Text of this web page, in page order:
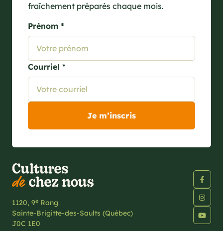
fraîchement préparés chaque mois.
Prénom *
Courriel *
1120, 9e Rang
Sainte-Brigitte-des-Saults (Québec)
J0C 1E0